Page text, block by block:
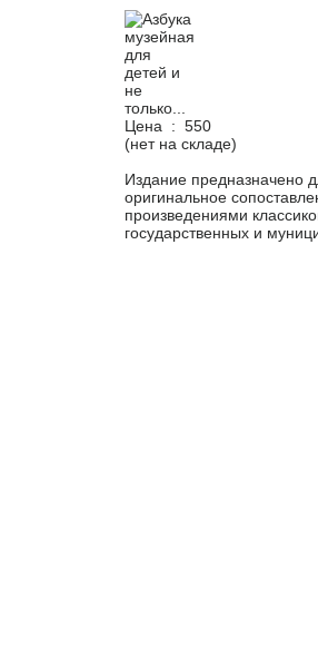
Цена : 550
(нет на складе)
Издание предназначено
оригинальное
произведениями
государственных и